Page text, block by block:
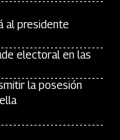
al presidente
electoral en las
la posesión